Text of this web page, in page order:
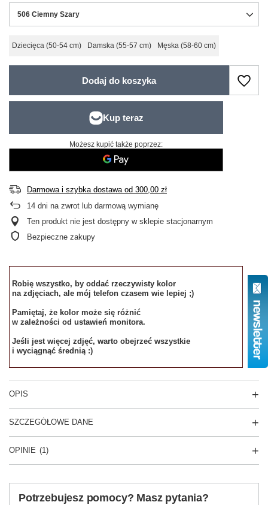
506 Ciemny Szary
Dziecięca (50-54 cm) Damska (55-57 cm) Męska (58-60 cm)
Dodaj do koszyka
Możesz kupić także poprzez:
Darmowa i szybka dostawaod 300,00 zł
14 dni na zwrot lub darmową wymianę
Ten produkt nie jest dostępny w sklepie stacjonarnym
Bezpieczne zakupy
Robię wszystko, by oddać rzeczywisty kolor
na zdjęciach, ale mój telefon czasem wie lepiej ;)
Pamiętaj, że kolor może się różnić
w zależności od ustawień monitora.
Jeśli jest więcej zdjęć, warto obejrzeć wszystkie
i wyciągnąć średnią :)
OPIS
SZCZEGÓŁOWE DANE
OPINIE (1)
Potrzebujesz pomocy? Masz pytania?